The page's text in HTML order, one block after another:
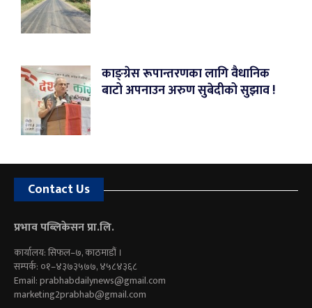
काङ्ग्रेस रूपान्तरणका लागि वैधानिक
बाटो अपनाउन अरुण सुबेदीको सुझाव !
Contact Us
प्रभाव पब्लिकेसन प्रा.लि.
कार्यालय: सिफल–७, काठमाडौं ।
सम्पर्क: ०१–४३७३५७७, ४५८४३६८
Email:prabhabdailynews@gmail.com
marketing2prabhab@gmail.com